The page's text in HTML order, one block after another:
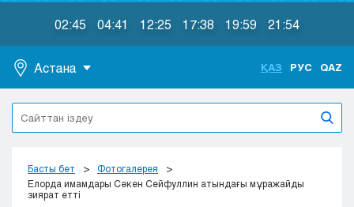
02:45 04:41 12:25 17:38 19:59 21:54
Астана
Астана
Алматы
Атырау
Жезказган
ҚАЗ РУС QAZ
Басты бет
Фотогалерея
Елорда имамдары Сәкен Сейфуллин атындағы мұражайды
зиярат етті